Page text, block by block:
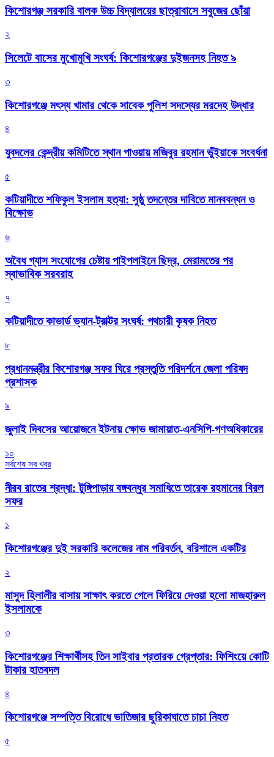
কিশোরগঞ্জ সরকারি বালক উচ্চ বিদ্যালয়ের ছাত্রাবাসে সবুজের ছোঁয়া
২
সিলেটে বাসের মুখোমুখি সংঘর্ষ: কিশোরগঞ্জের দুইজনসহ নিহত ৯
৩
কিশোরগঞ্জে মৎস্য খামার থেকে সাবেক পুলিশ সদস্যের মরদেহ উদ্ধার
৪
যুবদলের কেন্দ্রীয় কমিটিতে স্থান পাওয়ায় মজিবুর রহমান ভুঁইয়াকে সংবর্ধনা
৫
কটিয়াদীতে শফিকুল ইসলাম হত্যা: সুষ্ঠু তদন্তের দাবিতে মানববন্ধন ও
বিক্ষোভ
৬
অবৈধ গ্যাস সংযোগের চেষ্টায় পাইপলাইনে ছিদ্র, মেরামতের পর
স্বাভাবিক সরবরাহ
৭
কটিয়াদীতে কাভার্ড ভ্যান-ট্রাক্টর সংঘর্ষ: পথচারী কৃষক নিহত
৮
প্রধানমন্ত্রীর কিশোরগঞ্জ সফর ঘিরে প্রস্তুতি পরিদর্শনে জেলা পরিষদ
প্রশাসক
৯
জুলাই দিবসের আয়োজনে ইটনায় ক্ষোভ জামায়াত-এনসিপি-গণঅধিকারের
১০
সর্বশেষ সব খবর
নীরব রাতের শ্রদ্ধা: টুঙ্গিপাড়ায় বঙ্গবন্ধুর সমাধিতে তারেক রহমানের বিরল
সফর
১
কিশোরগঞ্জের দুই সরকারি কলেজের নাম পরিবর্তন, বরিশালে একটির
২
মাসুদ হিলালীর বাসায় সাক্ষাৎ করতে গেলে ফিরিয়ে দেওয়া হলো মাজহারুল
ইসলামকে
৩
কিশোরগঞ্জের শিক্ষার্থীসহ তিন সাইবার প্রতারক গ্রেপ্তার: ফিশিংয়ে কোটি
টাকার হাতবদল
৪
কিশোরগঞ্জে সম্পত্তি বিরোধে ভাতিজার ছুরিকাঘাতে চাচা নিহত
৫